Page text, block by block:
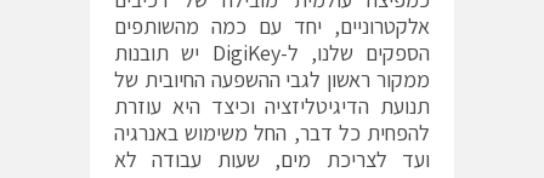
אלקטרוניים, יחד עם כמה מהשותפים
הספקים שלנו, ל-DigiKey יש תובנות
ממקור ראשון לגבי ההשפעה החיובית של
תנועת הדיגיטליזציה וכיצד היא עוזרת
להפחית כל דבר, החל משימוש באנרגיה
ועד לצריכת מים, שעות עבודה לא